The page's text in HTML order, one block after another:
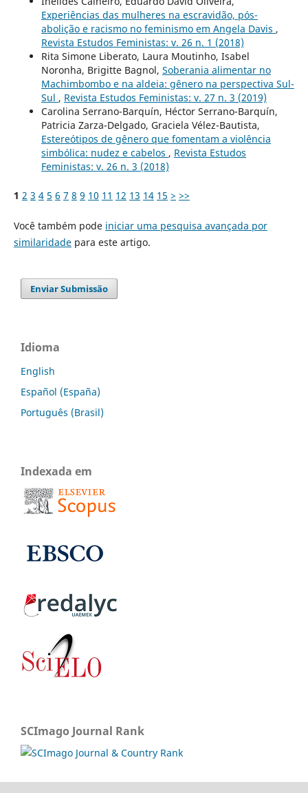
Experiências das mulheres na escravidão, pós-
abolição e racismo no feminismo em Angela Davis ,
Revista Estudos Feministas: v. 26 n. 1 (2018)
Rita Simone Liberato, Laura Moutinho, Isabel
Noronha, Brigitte Bagnol, Soberania alimentar no
Machimbombo e na aldeia: gênero na perspectiva Sul-
Sul , Revista Estudos Feministas: v. 27 n. 3 (2019)
Carolina Serrano-Barquín, Héctor Serrano-Barquín,
Patricia Zarza-Delgado, Graciela Vélez-Bautista,
Estereótipos de gênero que fomentam a violência
simbólica: nudez e cabelos , Revista Estudos
Feministas: v. 26 n. 3 (2018)
1 2 3 4 5 6 7 8 9 10 11 12 13 14 15 > >>
Você também pode iniciar uma pesquisa avançada por
similaridadepara este artigo.
Enviar Submissão
Idioma
English
Español (España)
Português (Brasil)
Indexada em
SCImago Journal Rank